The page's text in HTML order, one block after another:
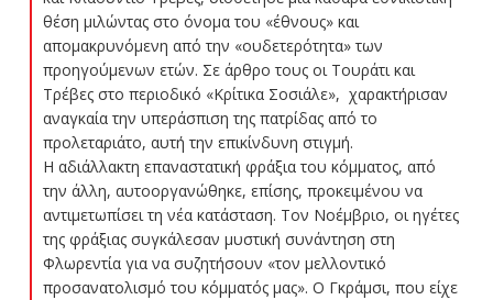
θέση μιλώντας στο όνομα του «έθνους» και
απομακρυνόμενη από την «ουδετερότητα» των
προηγούμενων ετών. Σε άρθρο τους οι Τουράτι και
Τρέβες στο περιοδικό «Κρίτικα Σοσιάλε», χαρακτήρισαν
αναγκαία την υπεράσπιση της πατρίδας από το
προλεταριάτο, αυτή την επικίνδυνη στιγμή.
Η αδιάλλακτη επαναστατική φράξια του κόμματος, από
την άλλη, αυτοοργανώθηκε, επίσης, προκειμένου να
αντιμετωπίσει τη νέα κατάσταση. Τον Νοέμβριο, οι ηγέτες
της φράξιας συγκάλεσαν μυστική συνάντηση στη
Φλωρεντία για να συζητήσουν «τον μελλοντικό
προσανατολισμό του κόμματός μας». Ο Γκράμσι, που είχε